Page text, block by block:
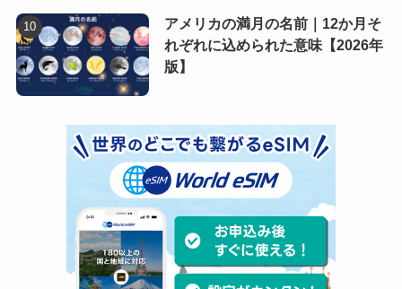
アメリカの満月の名前｜12か月そ
れぞれに込められた意味【2026年
版】